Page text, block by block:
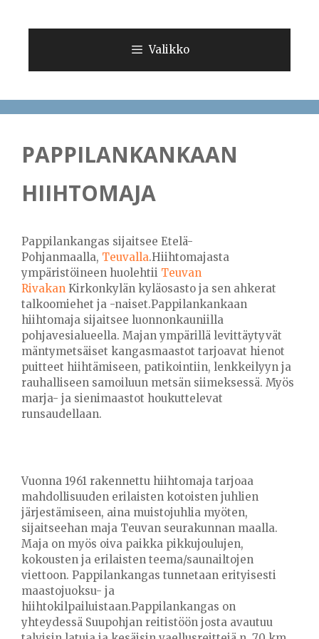
Valikko
PAPPILANKANKAAN
HIIHTOMAJA
Pappilankangas sijaitsee Etelä-
Pohjanmaalla, Teuvalla.Hiihtomajasta
ympäristöineen huolehtii Teuvan
Rivakan Kirkonkylän kyläosasto ja sen ahkerat
talkoomiehet ja -naiset.Pappilankankaan
hiihtomaja sijaitsee luonnonkauniilla
pohjavesialueella. Majan ympärillä levittäytyvät
mäntymetsäiset kangasmaastot tarjoavat hienot
puitteet hiihtämiseen, patikointiin, lenkkeilyyn ja
rauhalliseen samoiluun metsän siimeksessä. Myös
marja- ja sienimaastot houkuttelevat
runsaudellaan.
Vuonna 1961 rakennettu hiihtomaja tarjoaa
mahdollisuuden erilaisten kotoisten juhlien
järjestämiseen, aina muistojuhlia myöten,
sijaitseehan maja Teuvan seurakunnan maalla.
Maja on myös oiva paikka pikkujoulujen,
kokousten ja erilaisten teema/saunailtojen
viettoon. Pappilankangas tunnetaan erityisesti
maastojuoksu- ja
hiihtokilpailuistaan.Pappilankangas on
yhteydessä Suupohjan reitistöön josta avautuu